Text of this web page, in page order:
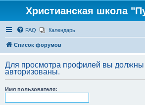
Христианская школа
FAQ Календарь
Список форумов
Для просмотра профилей вы должны
авторизованы.
Имя пользователя: